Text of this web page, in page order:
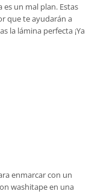
un mal plan. Estas
que te ayudarán a
la lámina perfecta ¡Ya
enmarcar con un
washitape en una